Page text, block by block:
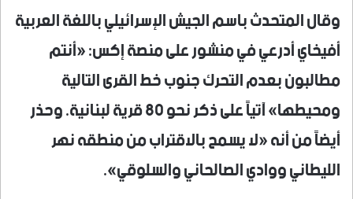
وقال المتحدث باسم الجيش الإسرائيلي باللغة العربية
أفيخاي أدرعي في منشور على منصة إكس: «أنتم
مطالبون بعدم التحرك جنوب خط القرى التالية
ومحيطها» آتياً على ذكر نحو 80 قرية لبنانية. وحذر
أيضاً من أنه «لا يسمح بالاقتراب من منطقه نهر
الليطاني ووادي الصالحاني والسلوقي».